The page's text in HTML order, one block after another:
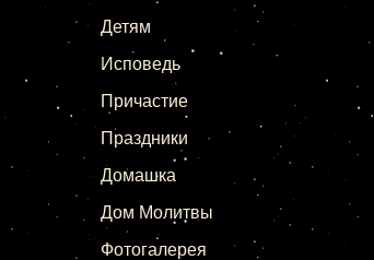
Детям
Исповедь
Причастие
Праздники
Домашка
Дом Молитвы
Фотогалерея